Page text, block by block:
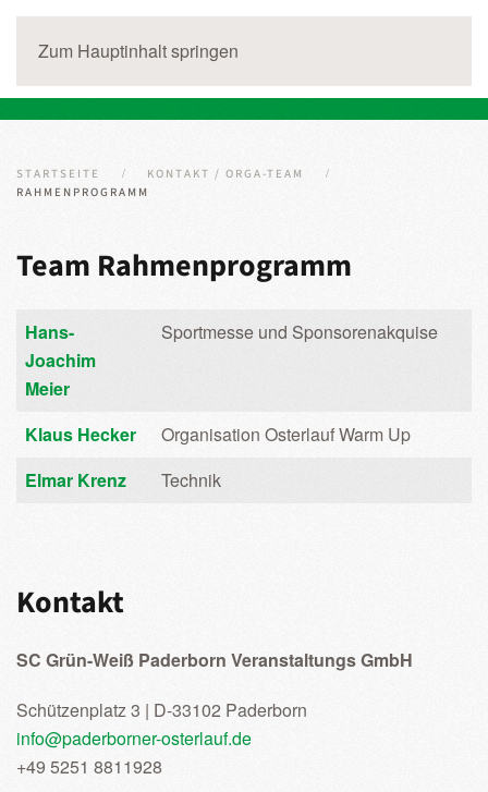
Zum Hauptinhalt springen
STARTSEITE
KONTAKT / ORGA-TEAM
RAHMENPROGRAMM
Team Rahmenprogramm
Kontakte,
Name
Hans-
Joachim
Meier
Sportmesse und Sponsorenakquise
Klaus Hecker
Organisation Osterlauf Warm Up
Elmar Krenz
Technik
Kontakt
SC Grün-Weiß Paderborn Veranstaltungs GmbH
Schützenplatz 3 | D-33102 Paderborn
info@paderborner-osterlauf.de
+49 5251 8811928